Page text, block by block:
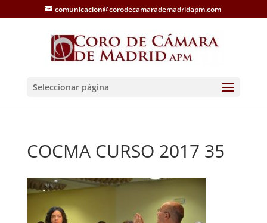
comunicacion@corodecamarademadridapm.com
Seleccionar página
COCMA CURSO 2017 35